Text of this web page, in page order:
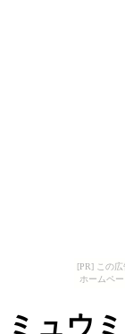
[PR] この
ホームペ
ミュウ